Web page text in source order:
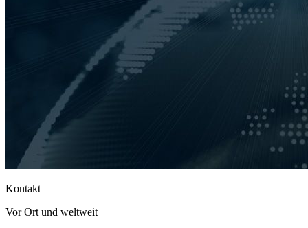
Kontakt
Vor Ort und weltweit